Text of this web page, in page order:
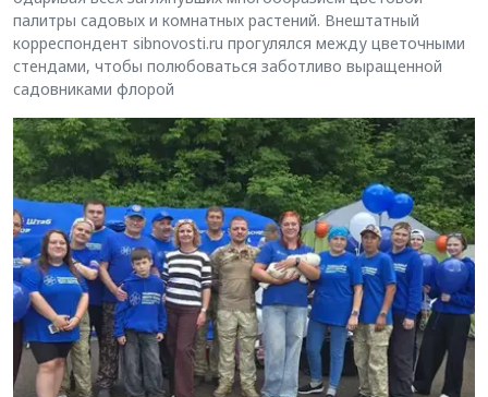
палитры садовых и комнатных растений. Внештатный
корреспондент sibnovosti.ru прогулялся между цветочными
стендами, чтобы полюбоваться заботливо выращенной
садовниками флорой